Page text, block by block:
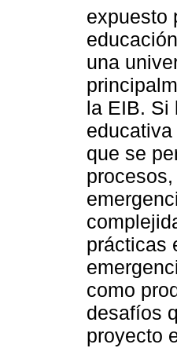
expuesto
una
la EIB. Si
que se
prácticas
como
desafíos
proyecto